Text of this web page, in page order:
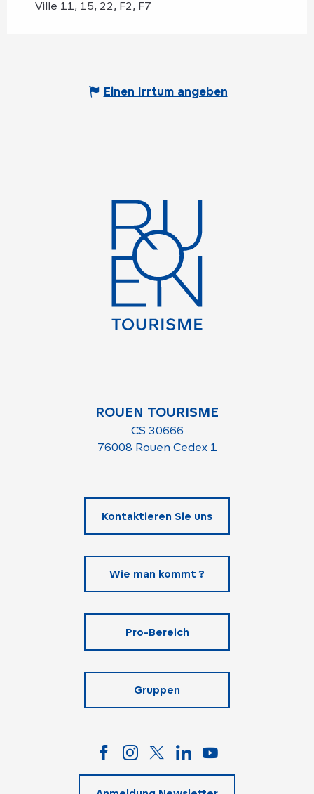
Ville 11, 15, 22, F2, F7
Einen Irrtum angeben
ROUEN TOURISME
CS 30666
76008 Rouen Cedex 1
Kontaktieren Sie uns
Wie man kommt ?
Pro-Bereich
Gruppen